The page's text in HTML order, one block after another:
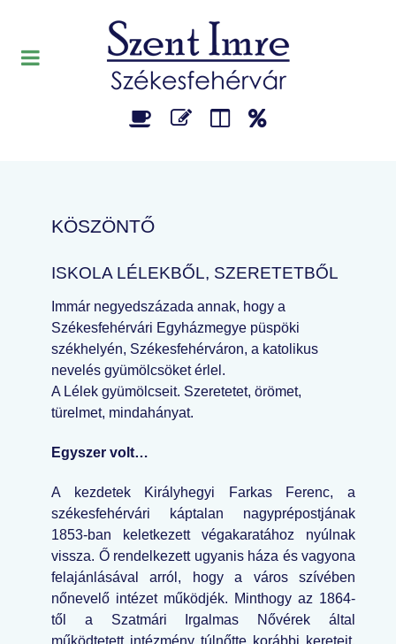
KÖSZÖNTŐ
ISKOLA LÉLEKBŐL, SZERETETBŐL
Immár negyedszázada annak, hogy a
Székesfehérvári Egyházmegye püspöki
székhelyén, Székesfehérváron, a katolikus
nevelés gyümölcsöket érlel.
A Lélek gyümölcseit. Szeretetet, örömet,
türelmet, mindahányat.
Egyszer volt…
A kezdetek Királyhegyi Farkas Ferenc, a
székesfehérvári káptalan nagyprépostjának
1853-ban keletkezett végakaratához nyúlnak
vissza. Ő rendelkezett ugyanis háza és vagyona
felajánlásával arról, hogy a város szívében
nőnevelő intézet működjék. Minthogy az 1864-
től a Szatmári Irgalmas Nővérek által
működtetett intézmény túlnőtte korábbi kereteit,